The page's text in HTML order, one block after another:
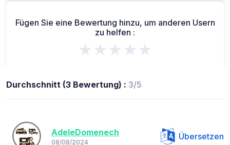
Fügen Sie eine Bewertung hinzu, um anderen Usern
zu helfen :
★★★★★
Durchschnitt (3 Bewertung) : 3/5
AdeleDomenech
08/08/2024
Übersetzen